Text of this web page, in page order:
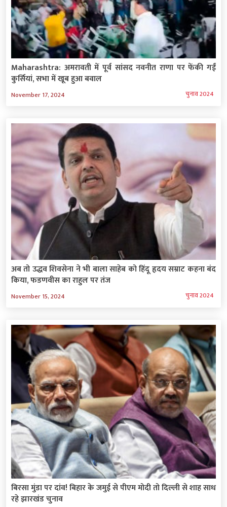
Maharashtra: अमरावती में पूर्व सांसद नवनीत राणा पर फेंकी गईं
कुर्सियां, सभा में खूब हुआ बवाल
November 17, 2024 चुनाव 2024
अब तो उद्धव शिवसेना ने भी बाला साहेब को हिंदू हृदय सम्राट कहना बंद
किया, फडणवीस का राहुल पर तंज
November 15, 2024 चुनाव 2024
बिरसा मुंडा पर दांव! बिहार के जमुई से पीएम मोदी तो दिल्ली से शाह साध
रहे झारखंड चुनाव